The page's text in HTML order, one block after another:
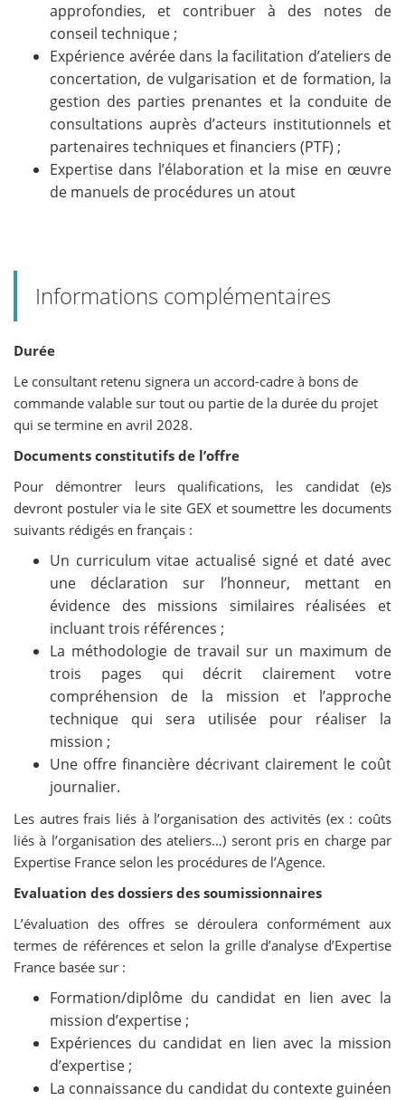
approfondies, et contribuer à des notes de
conseil technique ;
Expérience avérée dans la facilitation d’ateliers de
concertation, de vulgarisation et de formation, la
gestion des parties prenantes et la conduite de
consultations auprès d’acteurs institutionnels et
partenaires techniques et financiers (PTF) ;
Expertise dans l’élaboration et la mise en œuvre
de manuels de procédures un atout
Informations complémentaires
Durée
Le consultant retenu signera un accord-cadre à bons de
commande valable sur tout ou partie de la durée du projet
qui se termine en avril 2028.
Documents constitutifs de l’offre
Pour démontrer leurs qualifications, les candidat (e)s
devront postuler via le site GEX et soumettre les documents
suivants rédigés en français :
Un curriculum vitae actualisé signé et daté avec
une déclaration sur l’honneur, mettant en
évidence des missions similaires réalisées et
incluant trois références ;
La méthodologie de travail sur un maximum de
trois pages qui décrit clairement votre
compréhension de la mission et l’approche
technique qui sera utilisée pour réaliser la
mission ;
Une offre financière décrivant clairement le coût
journalier.
Les autres frais liés à l’organisation des activités (ex : coûts
liés à l’organisation des ateliers…) seront pris en charge par
Expertise France selon les procédures de l’Agence.
Evaluation des dossiers des soumissionnaires
L’évaluation des offres se déroulera conformément aux
termes de références et selon la grille d’analyse d’Expertise
France basée sur :
Formation/diplôme du candidat en lien avec la
mission d’expertise ;
Expériences du candidat en lien avec la mission
d’expertise ;
La connaissance du candidat du contexte guinéen